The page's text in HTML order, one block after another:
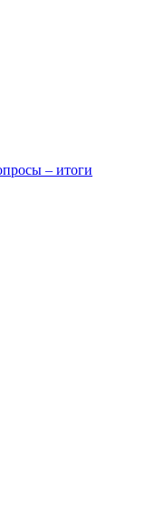
– итоги